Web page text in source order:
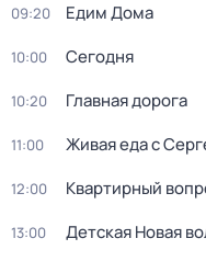
09:20 Едим Дома
10:00 Сегодня
10:20 Главная дорога
11:00 Живая еда с
12:00 Квартирный
13:00 Детская Новая